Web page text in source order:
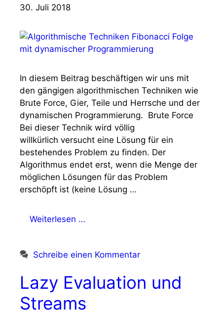
30. Juli 2018
In diesem Beitrag beschäftigen wir uns mit
den gängigen algorithmischen Techniken wie
Brute Force, Gier, Teile und Herrsche und der
dynamischen Programmierung. Brute Force
Bei dieser Technik wird völlig
willkürlich versucht eine Lösung für ein
bestehendes Problem zu finden. Der
Algorithmus endet erst, wenn die Menge der
möglichen Lösungen für das Problem
erschöpft ist (keine Lösung …
Weiterlesen …
Schreibe einen Kommentar
Lazy Evaluation und
Streams